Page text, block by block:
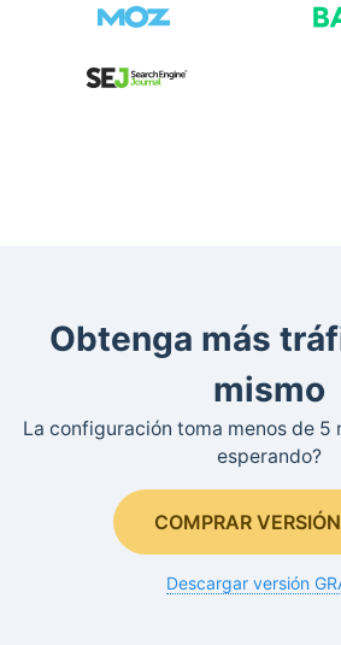
Obtenga más
mismo
La configuración toma menos de 5
esperando?
COMPRAR
Descargar versión